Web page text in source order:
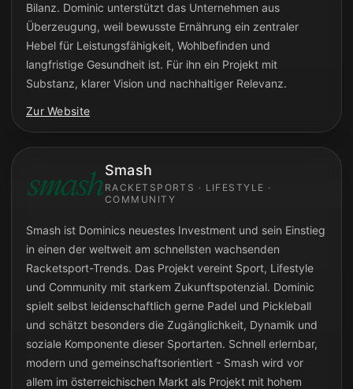
Bilanz. Dominic unterstützt das Unternehmen aus
Überzeugung, weil bewusste Ernährung ein zentraler
Hebel für Leistungsfähigkeit, Wohlbefinden und
langfristige Gesundheit ist. Für ihn ein Projekt mit
Substanz, klarer Vision und nachhaltiger Relevanz.
Zur Website
Smash
RACKETSPORTS · LIFESTYLE ·
COMMUNITY
Smash ist Dominics neuestes Investment und sein Einstieg
in einen der weltweit am schnellsten wachsenden
Racketsport-Trends. Das Projekt vereint Sport, Lifestyle
und Community mit starkem Zukunftspotenzial. Dominic
spielt selbst leidenschaftlich gerne Padel und Pickleball
und schätzt besonders die Zugänglichkeit, Dynamik und
soziale Komponente dieser Sportarten. Schnell erlernbar,
modern und gemeinschaftsorientiert - Smash wird vor
allem im österreichischen Markt als Projekt mit hohem